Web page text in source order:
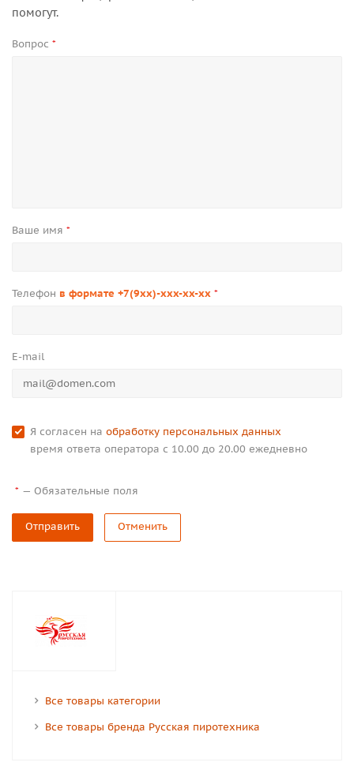
помогут.
Вопрос *
Ваше имя *
Телефон в формате +7(9xx)-xxx-xx-xx *
E-mail
Я согласен на обработку персональных данных
время ответа оператора с 10.00 до 20.00 ежедневно
* — Обязательные поля
Отправить Отменить
Все товары категории
Все товары бренда Русская пиротехника